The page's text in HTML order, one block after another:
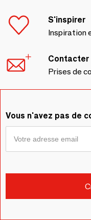
S'inspirer
Inspiration
Contacter
Prises de
Vous n'avez pas de